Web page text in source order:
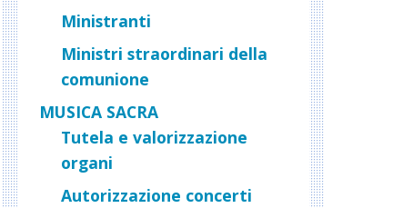
Ministranti
Ministri straordinari della
comunione
MUSICA SACRA
Tutela e valorizzazione
organi
Autorizzazione concerti